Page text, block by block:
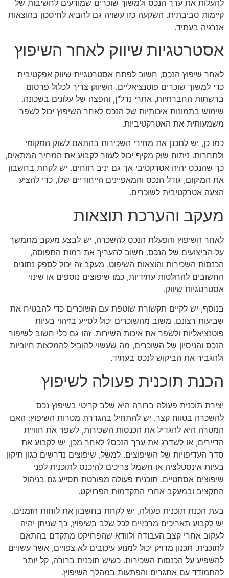
להעלות את ערך הנכס ולמשוך שוכרים שמודעים לחשיבות של
קיימות סביבתית. השקעה כזו עשויה גם להביא לחיסכון בהוצאות
אנרגיה בעתיד.
אסטרטגיות שיווק לאחר השיפוץ
לאחר שיפוץ הנכס, חשוב לפתח אסטרטגיית שיווק אפקטיבית
כדי למשוך שוכרים פוטנציאליים. השיווק צריך לכלול פרסום
ברשתות החברתיות, אתרי נדל"ן, והפצה של עלונים בשכונה.
שימוש בתמונות איכותיות של הנכס לאחר השיפוץ יכול לשפר
משמעותית את האטרקטיביות.
כמו כן, יש לתכנן את מחירי השכירות בהתאם לשוק המקומי
ולתחרות. ניתוח שוק מקיף יכול לעזור לקבוע את המחיר המתאים,
כך שהנכס יהיה אטרקטיבי אך גם יניב רווחים. יש לקחת בחשבון
את המיקום, גודל הנכס והמאפיינים הייחודיים שלו, כדי להציע
הצעה אטרקטיבית לשוכרים.
מעקב והערכת תוצאות
לאחר השיפוץ והפעלת הנכס להשכרה, יש לבצע מעקב מתמשך
על הביצועים של הנכס. חשוב להעריך את רמות התפוסה,
הכנסות השכירות והוצאות השיפוט. מעקב זה יכול לספק נתונים
החשובים להחלטות עתידיות, כמו שיפוצים נוספים או שינוי
אסטרטגיות שיווק.
בנוסף, יש לקיים תקשורת שוטפת עם השוכרים כדי להבטיח את
שביעות רצונם. משוב מהשוכרים יכול לסייע בזיהוי בעיות
פוטנציאליות ולשפר את איכות השירות. זהו גם כלי חשוב לשיפור
הנכס והניסיון של השוכרים, מה שעשוי להוביל להמלצות חיוביות
ולהגביר את הביקוש לנכס בעתיד.
הכנת תוכנית פעולה לשיפוץ
יצירת תוכנית פעולה ברורה היא שלב קריטי בשיפוץ נכס
להשכרה בטווח קצר. יש להתחיל בהגדרת מטרות השיפוץ: האם
המטרה היא להגדיל את הכנסות השכירות, לשפר את חוויית
הדיירים, או לשדרג את ערך הנכס? לאחר מכן, יש לקבוע את
סדר העדיפויות של השיפוצים. למשל, שיפוצים נדרשים כגון תיקון
בעיות אינסטלציה או חשמל צריכים להיכנס לתוכנית לפני
שיפוצים אסתטיים. תוכנית פעולה מפורטת תסייע גם בניהול
התקציב ובמעקב אחרי התקדמות הפרויקט.
בעת הכנת תוכנית פעולה, יש לקחת בחשבון את לוחות הזמנים.
יש לקבוע תאריכים מרכזיים לכל שלב בשיפוץ, כך שניתן יהיה
לעקוב אחרי קצב העבודה ולוודא שהפרויקט מתקדם בהתאם
לתוכנית. תכנון מדויק יכול למנוע עיכובים לא צפויים, אשר עשויים
להשפיע על הכנסות השכירות. כשיש תוכנית ברורה, קל יותר
להתמודד עם אתגרים והפתעות במהלך השיפוץ.